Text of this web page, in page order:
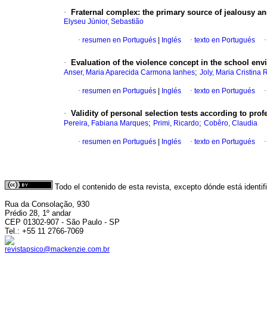
· Fraternal complex: the primary source of jealousy
Elyseu Júnior, Sebastião
· resumen en Portugués Inglés · texto en Portugués
· Evaluation of the violence concept in the school
Anser, Maria Aparecida Carmona Ianhes; Joly, Maria Cristina
· resumen en Portugués Inglés · texto en Portugués
· Validity of personal selection tests according to
Pereira, Fabiana Marques; Primi, Ricardo; Cobêro, Claudia
· resumen en Portugués Inglés · texto en Portugués
Todo el contenido de esta revista, excepto dónde está
Rua da Consolação, 930
Prédio 28, 1º andar
CEP 01302-907 - São Paulo - SP
Tel.: +55 11 2766-7069
revistapsico@mackenzie.com.br